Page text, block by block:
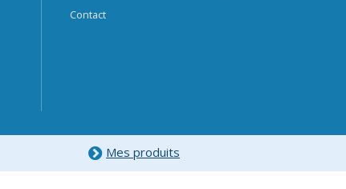
Contact
Mes produits